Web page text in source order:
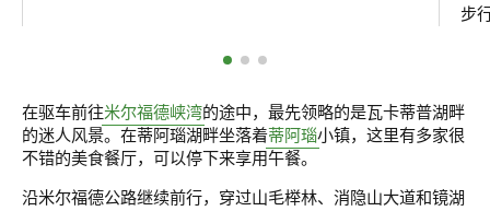
步
在驱车前往米尔福德峡湾的途中，最先领略的是瓦卡蒂普湖畔
的迷人风景。在蒂阿瑙湖畔坐落着蒂阿瑙小镇，这里有多家很
不错的美食餐厅，可以停下来享用午餐。
沿米尔福德公路继续前行，穿过山毛榉林、消隐山大道和镜湖